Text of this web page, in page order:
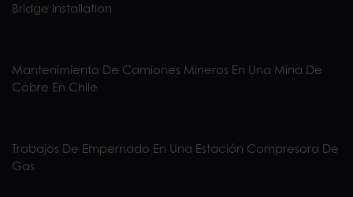
Bridge Installation
Mantenimiento De Camiones Mineros En Una Mina De
Cobre En Chile
Trabajos De Empernado En Una Estación Compresora De
Gas